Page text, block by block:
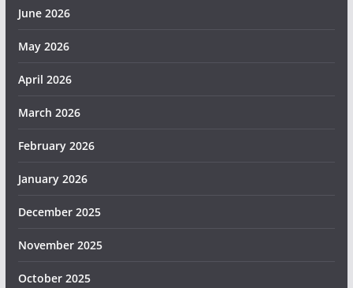
June 2026
May 2026
April 2026
March 2026
February 2026
January 2026
December 2025
November 2025
October 2025